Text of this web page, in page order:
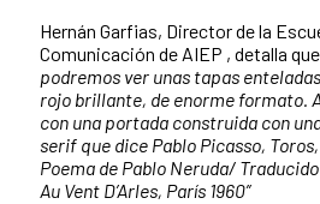
Hernán Garfias, Director de la
Comunicación de AIEP , detalla que
podremos ver unas tapas
rojo brillante, de enorme formato.
con una portada construida con
serif que dice Pablo Picasso,
Poema de Pablo Neruda/
Au Vent D’Arles, París 1960”